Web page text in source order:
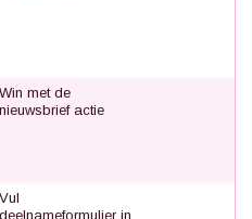
Win met de
nieuwsbrief actie
Vul
deelnameformulier in